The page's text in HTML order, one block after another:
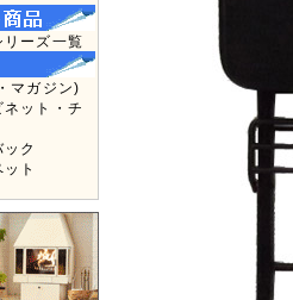
リーズ一覧
マガジン)
ット・チ
ク
ト